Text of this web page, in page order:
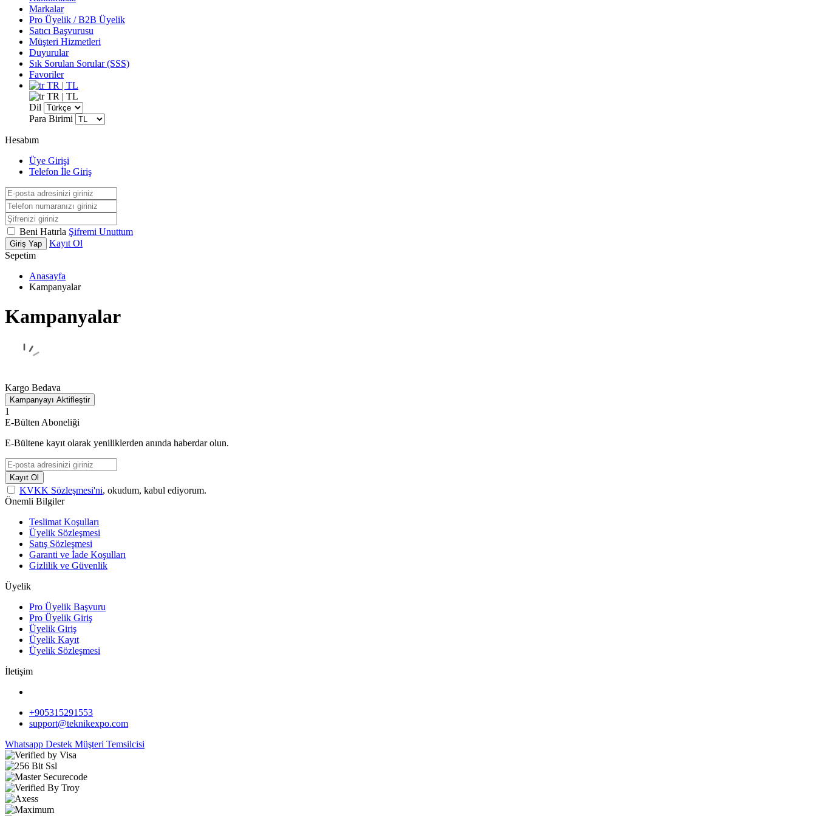
Markalar
Pro Üyelik / B2B Üyelik
Satıcı Başvurusu
Müşteri Hizmetleri
Duyurular
Sık Sorulan Sorular (SSS)
Favoriler
TR | TL
TR | TL
Dil
Para Birimi
Hesabım
Üye Girişi
Telefon İle Giriş
Beni Hatırla Şifremi Unuttum
Giriş Yap
Kayıt Ol
Sepetim
Anasayfa
Kampanyalar
Kampanyalar
Kargo Bedava
Kampanyayı Aktifleştir
1
E-Bülten Aboneliği
E-Bültene kayıt olarak yeniliklerden anında haberdar olun.
Kayıt Ol
KVKK Sözleşmesi'ni, okudum, kabul ediyorum.
Önemli Bilgiler
Teslimat Koşulları
Üyelik Sözleşmesi
Satış Sözleşmesi
Garanti ve İade Koşulları
Gizlilik ve Güvenlik
Üyelik
Pro Üyelik Başvuru
Pro Üyelik Giriş
Üyelik Giriş
Üyelik Kayıt
Üyelik Sözleşmesi
İletişim
+905315291553
support@teknikexpo.com
Whatsapp Destek Müşteri Temsilcisi